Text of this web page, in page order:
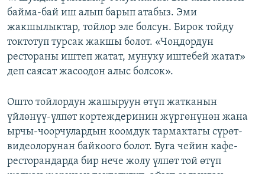
байма-бай иш алып барып атабыз. Эми
жакшылыктар, тойлор эле болсун. Бирок тойду
токтотуп турсак жакшы болот. «Чоңдордун
рестораны иштеп жатат, мунуку иштебей жатат»
деп саясат жасоодон алыс болсок».
Ошто тойлордун жашыруун өтүп жатканын
үйлөнүү-үлпөт кортеждеринин жүргөнүнөн жана
ырчы-чоорчулардын коомдук тармактагы сүрөт-
видеолорунан байкоого болот. Буга чейин кафе-
ресторандарда бир нече жолу үлпөт той өтүп